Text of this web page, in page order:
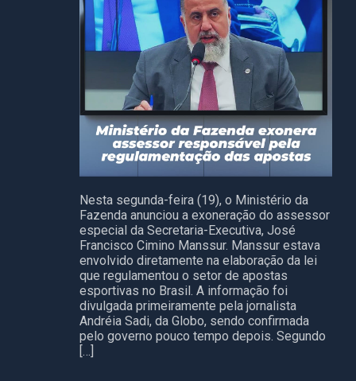
Nesta segunda-feira (19), o Ministério da
Fazenda anunciou a exoneração do assessor
especial da Secretaria-Executiva, José
Francisco Cimino Manssur. Manssur estava
envolvido diretamente na elaboração da lei
que regulamentou o setor de apostas
esportivas no Brasil. A informação foi
divulgada primeiramente pela jornalista
Andréia Sadi, da Globo, sendo confirmada
pelo governo pouco tempo depois. Segundo
[…]